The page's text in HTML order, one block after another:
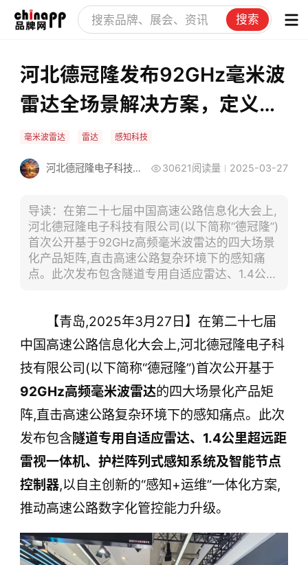
搜索
河北德冠隆发布92GHz毫米波
雷达全场景解决方案，定义智
慧高速感知新标准
毫米波雷达 雷达 感知科技
河北德冠隆电子科技有限公司 30621阅读量 2025-03-27
导读：在第二十七届中国高速公路信息化大会上,
河北德冠隆电子科技有限公司(以下简称“德冠隆”)
首次公开基于92GHz高频毫米波雷达的四大场景
化产品矩阵,直击高速公路复杂环境下的感知痛
点。此次发布包含隧道专用自适应雷达、1.4公里
案,推动高速公路数字化管控能力升级。
【青岛,2025年3月27日】在第二十七届
中国高速公路信息化大会上,河北德冠隆电子科
技有限公司(以下简称“德冠隆”)首次公开基于
92GHz高频毫米波雷达的四大场景化产品矩
阵,直击高速公路复杂环境下的感知痛点。此次
发布包含隧道专用自适应雷达、1.4公里超远距
雷视一体机、护栏阵列式感知系统及智能节点
控制器,以自主创新的“感知+运维”一体化方案,
推动高速公路数字化管控能力升级。